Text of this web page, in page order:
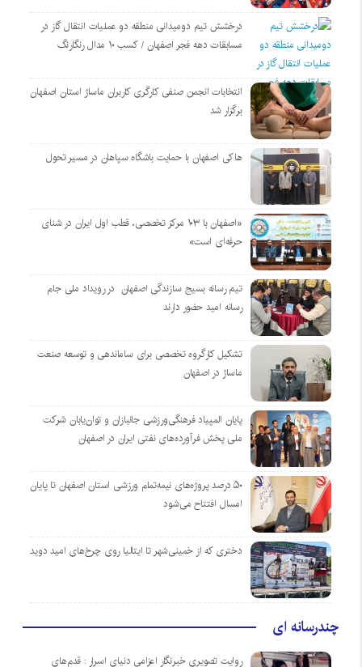
درخشش تیم دومیدانی منطقه دو عملیات انتقال گاز در
مسابقات دهه فجر اصفهان / کسب ۱۰ مدال رنگارنگ
انتخابات انجمن صنفی کارگری کاربران ماساژ استان اصفهان
برگزار شد
هاکی اصفهان با حمایت باشگاه سپاهان در مسیر تحول
«اصفهان با ۱۰۳ مرکز تخصصی، قطب اول ایران در شنای
حرفه‌ای است»
تیم رسانه بسیج سازندگی اصفهان در رویداد ملی جام
رسانه امید حضور دارند
تشکیل کارگروه تخصصی برای ساماندهی و توسعه صنعت
ماساژ در اصفهان
پایان المپیاد فرهنگی‌ورزشی جانبازان و توان‌یابان شرکت
ملی پخش فرآورده‌های نفتی ایران در اصفهان
۵۰ درصد پروژه‌های نیمه‌تمام ورزشی استان اصفهان تا پایان
امسال افتتاح می‌شود
دختری که از خمینی‌شهر تا ایتالیا روی چرخ‌های امید دوید
چندرسانه ای
روایت تصویری خبرنگار اعزامی دنیای اسرار : قدم‌های